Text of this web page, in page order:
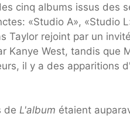
cinq albums issus des
«Studio A», «Studio
Taylor rejoint par un
Kanye West, tandis que
il y a des apparitions
de L'album étaient